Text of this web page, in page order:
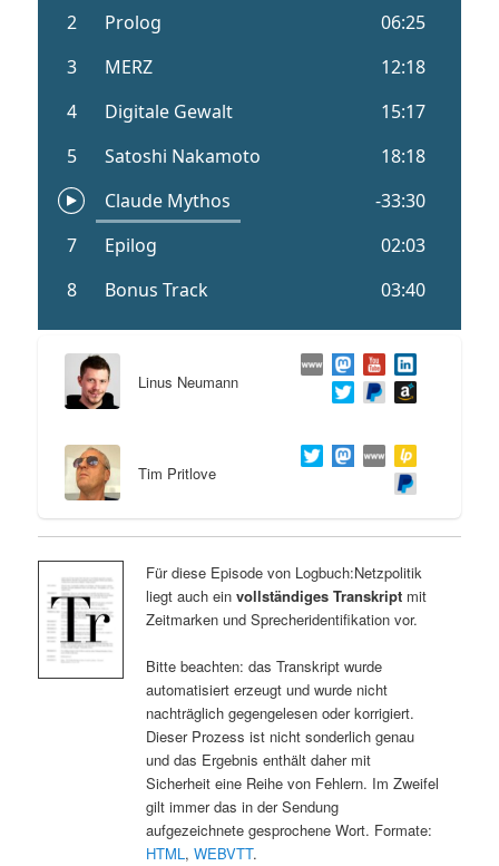
Linus Neumann
Tim Pritlove
Für diese Episode von Logbuch:Netzpolitik
liegt auch ein vollständiges Transkriptmit
Zeitmarken und Sprecheridentifikation vor.
Bitte beachten: das Transkript wurde
automatisiert erzeugt und wurde nicht
nachträglich gegengelesen oder korrigiert.
Dieser Prozess ist nicht sonderlich genau
und das Ergebnis enthält daher mit
Sicherheit eine Reihe von Fehlern. Im Zweifel
gilt immer das in der Sendung
aufgezeichnete gesprochene Wort. Formate:
HTML, WEBVTT.